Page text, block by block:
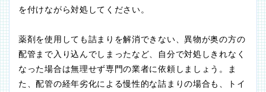
を付けながら対処してください。
薬剤を使用しても詰まりを解消できない、異物が奥の方の
配管まで入り込んでしまったなど、自分で対処しきれなく
なった場合は無理せず専門の業者に依頼しましょう。ま
た、配管の経年劣化による慢性的な詰まりの場合も、トイ